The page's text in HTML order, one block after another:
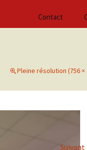
Contact
Pleine résolution (756 ×
Suivant